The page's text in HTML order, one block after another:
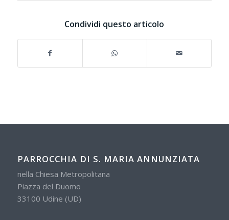
Condividi questo articolo
PARROCCHIA DI S. MARIA ANNUNZIATA
nella Chiesa Metropolitana
Piazza del Duomo
33100 Udine (UD)